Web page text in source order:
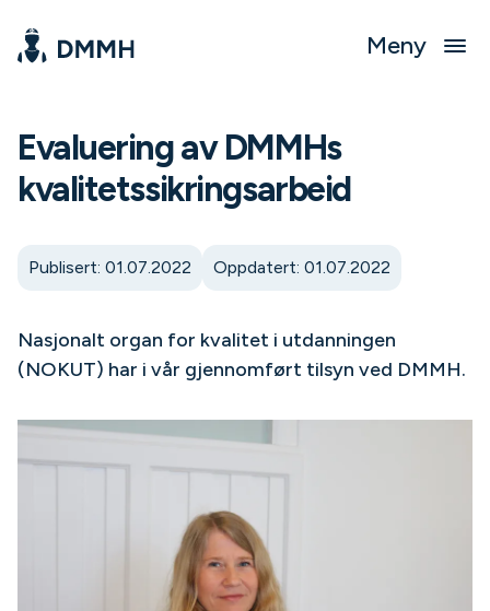
Meny
Evaluering av DMMHs
kvalitetssikringsarbeid
Publisert: 01.07.2022 Oppdatert: 01.07.2022
Nasjonalt organ for kvalitet i utdanningen
(NOKUT) har i vår gjennomført tilsyn ved DMMH.